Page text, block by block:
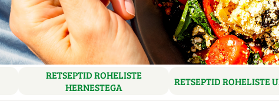
RETSEPTID ROHELISTE
HERNESTEGA
RETSEPTID ROHELISTE